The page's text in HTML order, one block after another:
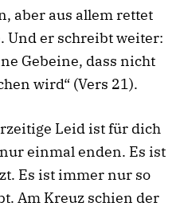
aber aus allem rettet
Und er schreibt weiter:
Gebeine, dass nicht
wird“ (Vers 21).
Leid ist für dich
einmal enden. Es ist
Es ist immer nur so
Am Kreuz schien der